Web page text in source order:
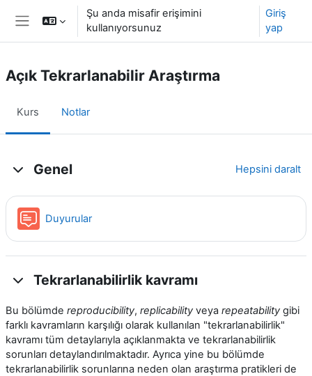
Şu anda misafir erişimini
kullanıyorsunuz
Giriş
yap
Açık Tekrarlanabilir Araştırma
Kurs Notlar
Genel Hepsini daralt
Duyurular
Tekrarlanabilirlik kavramı
Bu bölümde reproducibility, replicability veya repeatability gibi
farklı kavramların karşılığı olarak kullanılan "tekrarlanabilirlik"
kavramı tüm detaylarıyla açıklanmakta ve tekrarlanabilirlik
sorunları detaylandırılmaktadır. Ayrıca yine bu bölümde
tekrarlanabilirlik sorunlarına neden olan araştırma pratikleri de